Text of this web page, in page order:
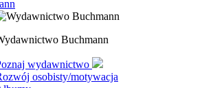
Buchmann
wydawnictwo
osobisty/motywacja